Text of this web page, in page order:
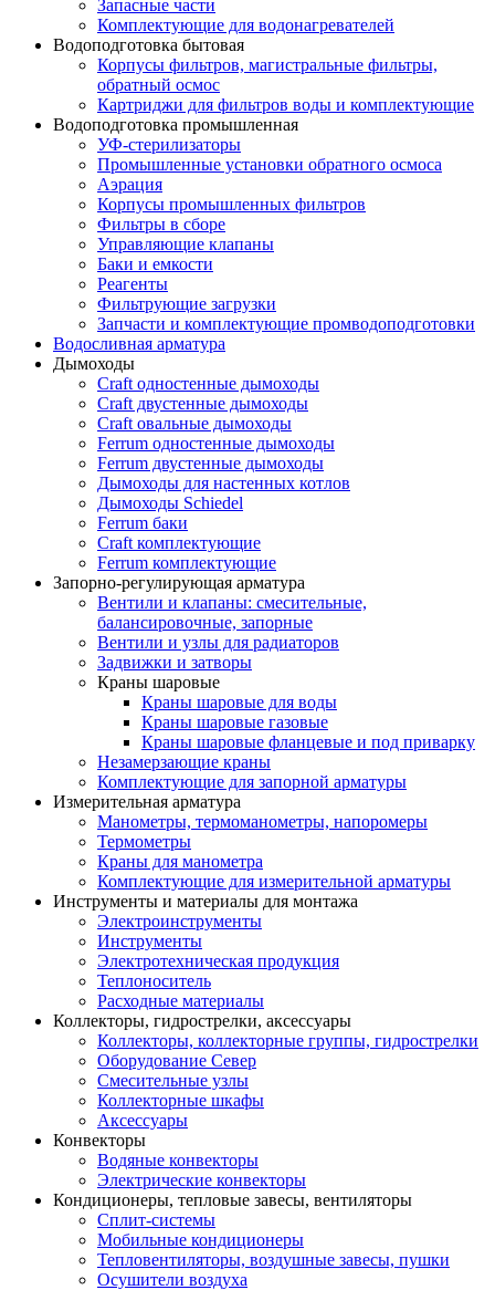
Запасные части
Комплектующие для водонагревателей
Водоподготовка бытовая
Корпусы фильтров, магистральные фильтры,
обратный осмос
Картриджи для фильтров воды и комплектующие
Водоподготовка промышленная
УФ-стерилизаторы
Промышленные установки обратного осмоса
Аэрация
Корпусы промышленных фильтров
Фильтры в сборе
Управляющие клапаны
Баки и емкости
Реагенты
Фильтрующие загрузки
Запчасти и комплектующие промводоподготовки
Водосливная арматура
Дымоходы
Craft одностенные дымоходы
Craft двустенные дымоходы
Craft овальные дымоходы
Ferrum одностенные дымоходы
Ferrum двустенные дымоходы
Дымоходы для настенных котлов
Дымоходы Schiedel
Ferrum баки
Craft комплектующие
Ferrum комплектующие
Запорно-регулирующая арматура
Вентили и клапаны: смесительные,
балансировочные, запорные
Вентили и узлы для радиаторов
Задвижки и затворы
Краны шаровые
Краны шаровые для воды
Краны шаровые газовые
Краны шаровые фланцевые и под приварку
Незамерзающие краны
Комплектующие для запорной арматуры
Измерительная арматура
Манометры, термоманометры, напоромеры
Термометры
Краны для манометра
Комплектующие для измерительной арматуры
Инструменты и материалы для монтажа
Электроинструменты
Инструменты
Электротехническая продукция
Теплоноситель
Расходные материалы
Коллекторы, гидрострелки, аксессуары
Коллекторы, коллекторные группы, гидрострелки
Оборудование Север
Смесительные узлы
Коллекторные шкафы
Аксессуары
Конвекторы
Водяные конвекторы
Электрические конвекторы
Кондиционеры, тепловые завесы, вентиляторы
Сплит-системы
Мобильные кондиционеры
Тепловентиляторы, воздушные завесы, пушки
Осушители воздуха